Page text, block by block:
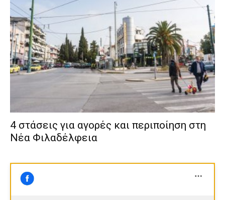
4 στάσεις για αγορές και περιποίηση στη
Νέα Φιλαδέλφεια